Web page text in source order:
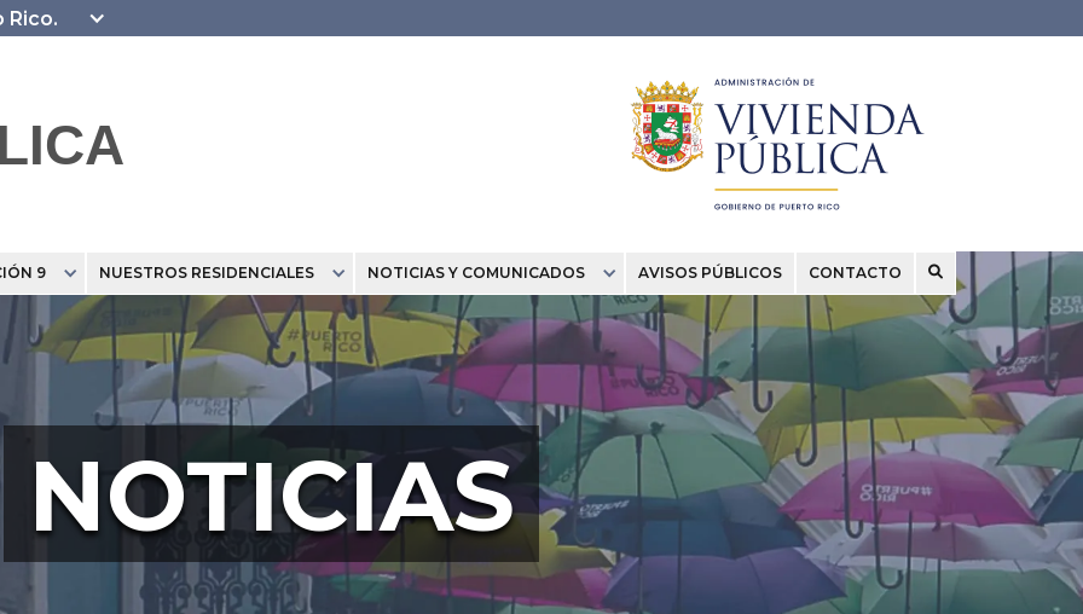
Rico.
9 NUESTROS RESIDENCIALES NOTICIAS Y COMUNICADOS AVISOS PÚBLICOS CONTACTO
NOTICIAS